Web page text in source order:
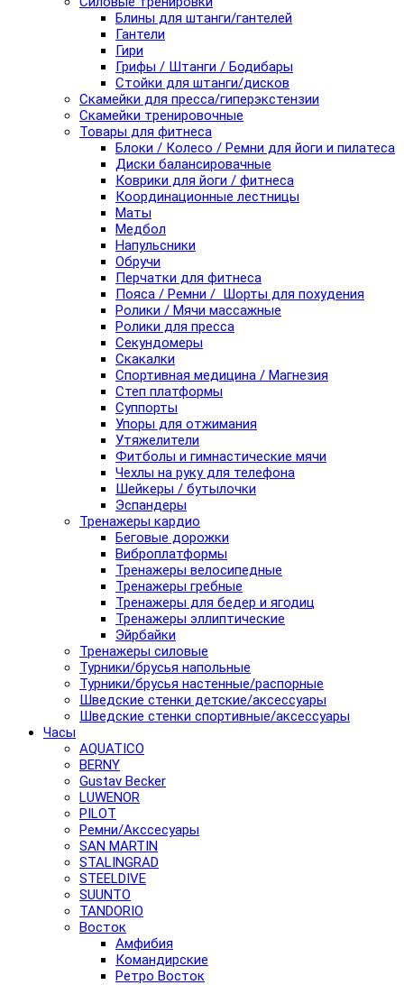
Блины для штанги/гантелей
Гантели
Гири
Грифы / Штанги / Бодибары
Стойки для штанги/дисков
Скамейки для пресса/гиперэкстензии
Скамейки тренировочные
Товары для фитнеса
Блоки / Колесо / Ремни для йоги и пилатеса
Диски балансировачные
Коврики для йоги / фитнеса
Координационные лестницы
Маты
Медбол
Напульсники
Обручи
Перчатки для фитнеса
Пояса / Ремни / Шорты для похудения
Ролики / Мячи массажные
Ролики для пресса
Секундомеры
Скакалки
Спортивная медицина / Магнезия
Степ платформы
Суппорты
Упоры для отжимания
Утяжелители
Фитболы и гимнастические мячи
Чехлы на руку для телефона
Шейкеры / бутылочки
Эспандеры
Тренажеры кардио
Беговые дорожки
Виброплатформы
Тренажеры велосипедные
Тренажеры гребные
Тренажеры для бедер и ягодиц
Тренажеры эллиптические
Эйрбайки
Тренажеры силовые
Турники/брусья напольные
Турники/брусья настенные/распорные
Шведские стенки детские/аксессуары
Шведские стенки спортивные/аксессуары
Часы
AQUATICO
BERNY
Gustav Becker
LUWENOR
PILOT
Pемни/Акссесуары
SAN MARTIN
STALINGRAD
STEELDIVE
SUUNTO
TANDORIO
Восток
Амфибия
Командирские
Ретро Восток